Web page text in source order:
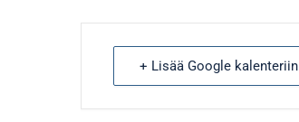
+ Lisää Google kalenteriin